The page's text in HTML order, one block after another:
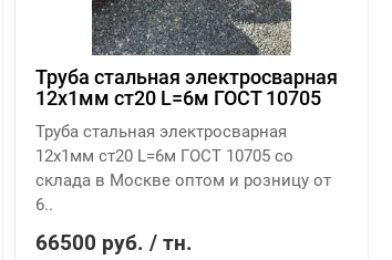
Труба стальная электросварная
12х1мм ст20 L=6м ГОСТ 10705
Труба стальная электросварная
12х1мм ст20 L=6м ГОСТ 10705 со
склада в Москве оптом и розницу от
6..
66500 руб. / тн.